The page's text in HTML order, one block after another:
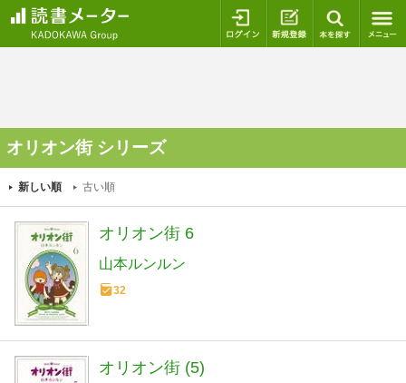
ログイン 新規登録
オリオン街 シリーズ
新しい順 古い順
オリオン街 6
山本ルンルン
32
オリオン街 (5)